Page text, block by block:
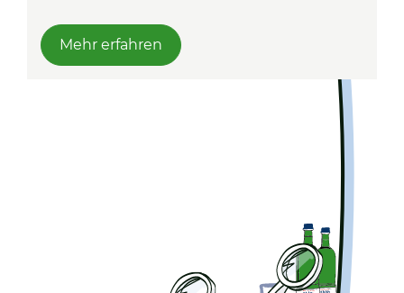
Mehr erfahren